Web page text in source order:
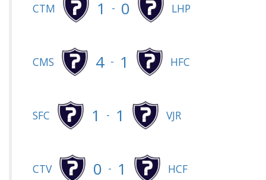
CTM 1 - 0 LHP
CMS 4 - 1 HFC
SFC 1 - 1 VJR
CTV 0 - 1 HCF